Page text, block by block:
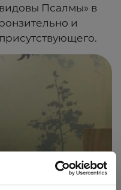
Псалмы» в
и